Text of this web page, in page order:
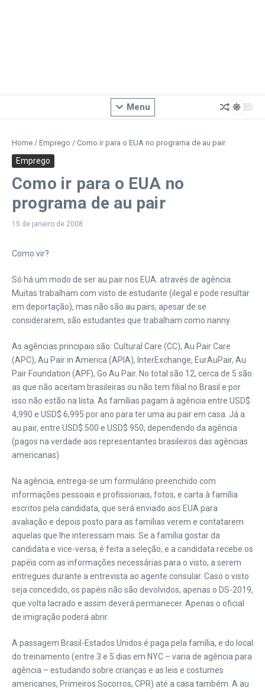
Menu
Home / Emprego / Como ir para o EUA no programa de au pair
Emprego
Como ir para o EUA no
programa de au pair
15 de janeiro de 2008
Como vir?
Só há um modo de ser au pair nos EUA: através de agência.
Muitas trabalham com visto de estudante (ilegal e pode resultar
em deportação), mas não são au pairs, apesar de se
considerarem, são estudantes que trabalham como nanny.
As agências principais são: Cultural Care (CC), Au Pair Care
(APC), Au Pair in America (APIA), InterExchange, EurAuPair, Au
Pair Foundation (APF), Go Au Pair. No total são 12, cerca de 5 são
as que não aceitam brasileiras ou não tem filial no Brasil e por
isso não estão na lista. As famílias pagam à agência entre USD$
4,990 e USD$ 6,995 por ano para ter uma au pair em casa. Já a
au pair, entre USD$ 500 e USD$ 950, dependendo da agência
(pagos na verdade aos representantes brasileiros das agências
americanas).
Na agência, entrega-se um formulário preenchido com
informações pessoais e profissionais, fotos, e carta à família
escritos pela candidata, que será enviado aos EUA para
avaliação e depois posto para as famílias verem e contatarem
aquelas que lhe interessam mais. Se a família gostar da
candidata e vice-versa, é feita a seleção, e a candidata recebe os
papéis com as informações necessárias para o visto, a serem
entregues durante a entrevista ao agente consular. Caso o visto
seja concedido, os papéis não são devolvidos, apenas o DS-2019,
que volta lacrado e assim deverá permanecer. Apenas o oficial
de imigração poderá abrir.
A passagem Brasil-Estados Unidos é paga pela família, e do local
do treinamento (entre 3 e 5 dias em NYC – varia de agência para
agência – estudando sobre crianças e as leis e costumes
americanos, Primeiros Socorros, CPR) até a casa também. A au